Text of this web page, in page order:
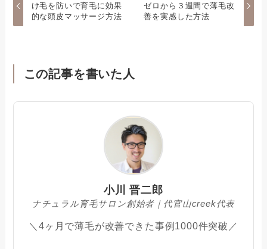
け毛を防いで育毛に効果
的な頭皮マッサージ方法
ゼロから３週間で薄毛改
善を実感した方法
この記事を書いた人
小川 晋二郎
ナチュラル育毛サロン創始者｜代官山creek代表
＼4ヶ月で薄毛が改善できた事例1000件突破／